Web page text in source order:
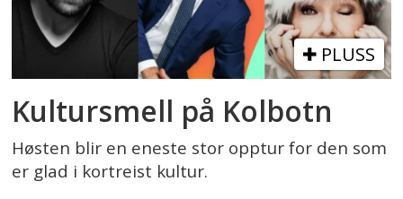
PLUSS
Kultursmell på Kolbotn
Høsten blir en eneste stor opptur for den som
er glad i kortreist kultur.